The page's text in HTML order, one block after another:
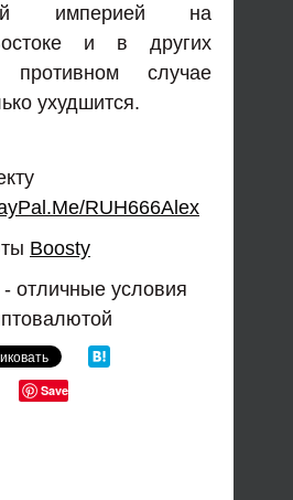
империей на
и в других
случае
ухудшится.
RUH666Alex
Boosty
- отличные условия
Save